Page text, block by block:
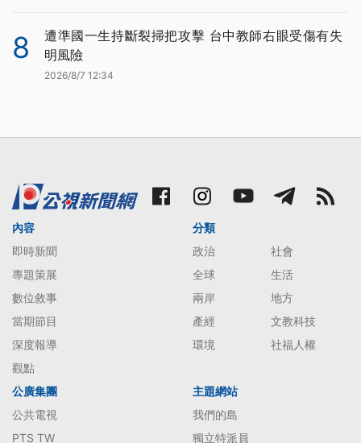
8
遭準國一生持斷裂掃把攻擊 台中教師右眼受傷有失
明風險
2026/8/7 12:34
內容
即時新聞
專題策展
數位敘事
當期節目
深度報導
觀點
分類
政治
社會
全球
生活
兩岸
地方
產經
文教科技
環境
社福人權
公廣集團
公共電視
PTS TW
主題網站
我們的島
獨立特派員